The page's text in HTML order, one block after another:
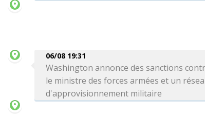
06/08 19:31
Washington annonce des sanctions
le ministre des forces armées et un
d'approvisionnement militaire